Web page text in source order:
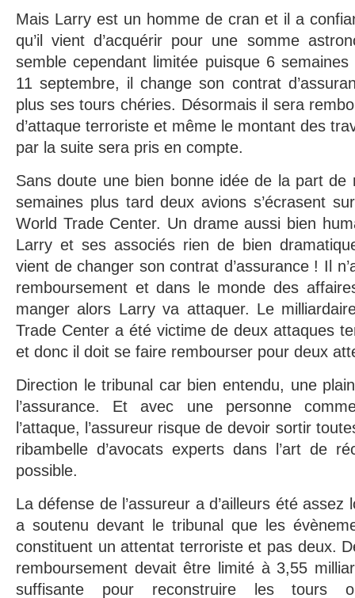
Mais Larry est un homme de cran et il a
qu’il vient d’acquérir pour une somme
semble cependant limitée puisque 6
11 septembre, il change son contrat
plus ses tours chéries. Désormais il sera
d’attaque terroriste et même le montant des
par la suite sera pris en compte.
Sans doute une bien bonne idée de la part de
semaines plus tard deux avions s’écrasent
World Trade Center. Un drame aussi bien
Larry et ses associés rien de bien
vient de changer son contrat d’assurance ! Il
remboursement et dans le monde des
manger alors Larry va attaquer. Le
Trade Center a été victime de deux attaques
et donc il doit se faire rembourser pour deux
Direction le tribunal car bien entendu, une
l’assurance. Et avec une personne
l’attaque, l’assureur risque de devoir sortir
ribambelle d’avocats experts dans l’art de
possible.
La défense de l’assureur a d’ailleurs été assez
a soutenu devant le tribunal que les
constituent un attentat terroriste et pas deux.
remboursement devait être limité à 3,55
suffisante pour reconstruire les tours